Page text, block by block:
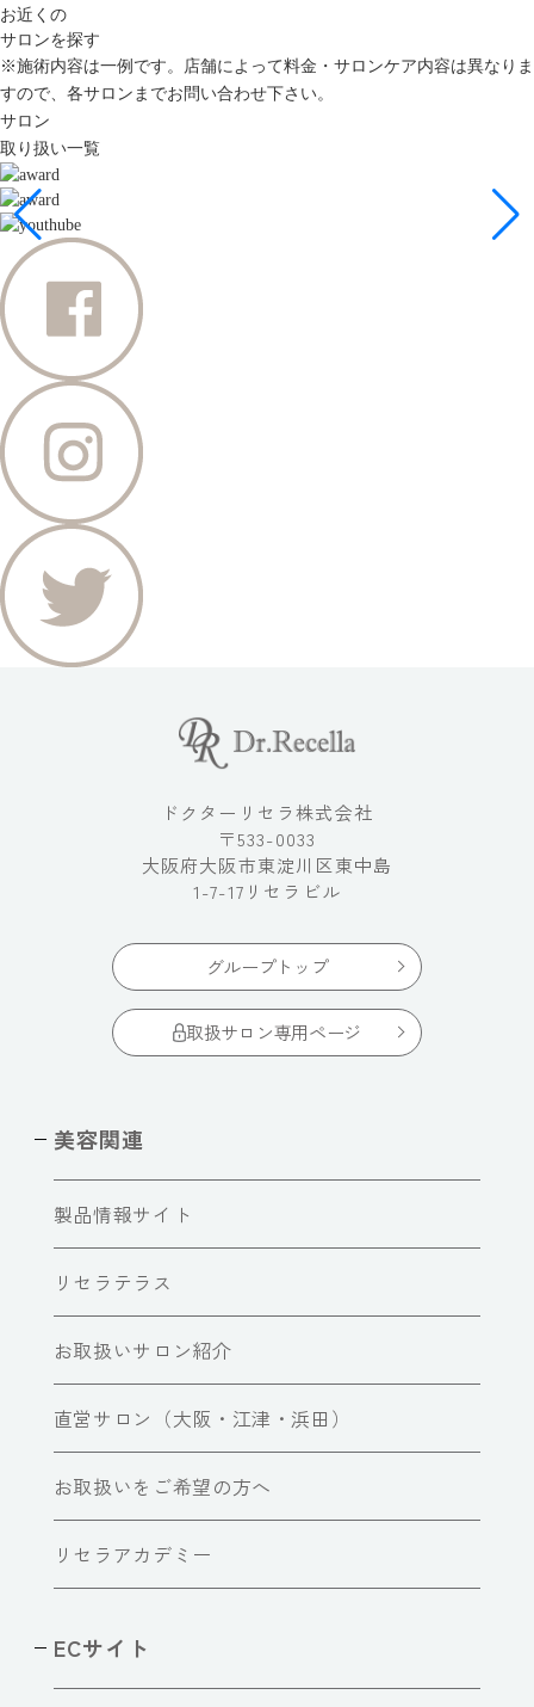
お近くの
サロンを探す
※施術内容は一例です。店舗によって料金・サロンケア内容は異なりま
すので、各サロンまでお問い合わせ下さい。
サロン
取り扱い一覧
ドクターリセラ株式会社
〒533-0033
大阪府大阪市東淀川区東中島
1-7-17リセラビル
グループトップ
取扱サロン専用ページ
美容関連
製品情報サイト
リセラテラス
お取扱いサロン紹介
直営サロン（大阪・江津・浜田）
お取扱いをご希望の方へ
リセラアカデミー
ECサイト